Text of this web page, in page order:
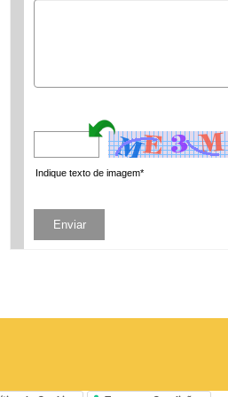
Indique texto de imagem*